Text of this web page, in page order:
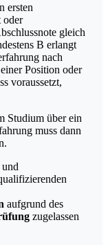
ersten
oder
gleich
B erlangt
nach
Position oder
voraussetzt,
Studium über ein
muss dann
aufgrund des
zugelassen